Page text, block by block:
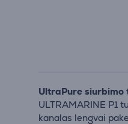
UltraPure siurbimo
ULTRAMARINE P1
kanalas lengvai